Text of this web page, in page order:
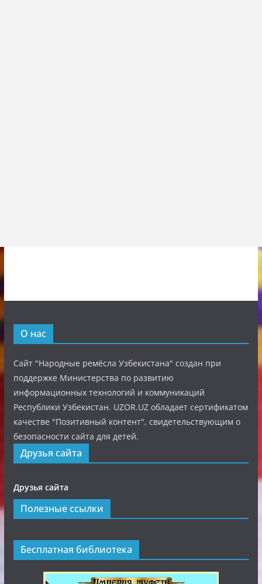
О нас
Сайт "Народные ремёсла Узбекистана" создан при
поддержке Министерства по развитию
информационных технологий и коммуникаций
Республики Узбекистан. UZOR.UZ обладает сертификатом
качестве "Позитивный контент", свидетельствующим о
безопасности сайта для детей.
Друзья сайта
Друзья сайта
Полезные ссылки
Бесплатная библиотека